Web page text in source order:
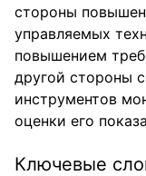
стороны
управляемых
повышением
другой стороны
инструментов
оценки его
Ключевые